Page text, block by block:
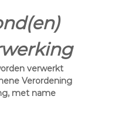
verwerkt
Verordening
met name